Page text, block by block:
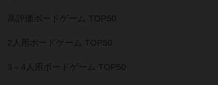
高評価ボードゲーム TOP50
2人用ボードゲーム TOP50
3～4人用ボードゲーム TOP50